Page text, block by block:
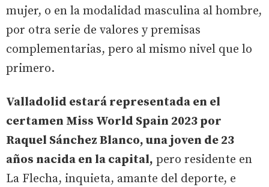
mujer, o en la modalidad masculina al hombre,
por otra serie de valores y premisas
complementarias, pero al mismo nivel que lo
primero.
Valladolid estará representada en el
certamen Miss World Spain 2023 por
Raquel Sánchez Blanco, una joven de 23
años nacida en la capital, pero residente en
La Flecha, inquieta, amante del deporte, e